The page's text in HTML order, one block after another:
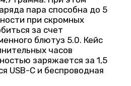
пара способна до 5
при скромных
за счет
блютуз 5.0. Кейс
часов
заряжается за 1,5
USB-C и беспроводная